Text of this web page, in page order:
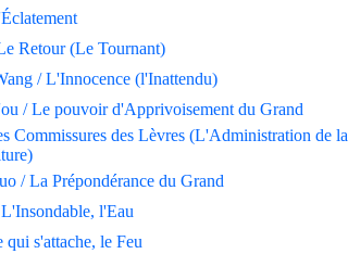
Retour (Le Tournant)
/ L'Innocence (l'Inattendu)
/ Le pouvoir d'Apprivoisement du Grand
Commissures des Lèvres (L'Administration de la
/ La Prépondérance du Grand
l'Eau
qui s'attache, le Feu